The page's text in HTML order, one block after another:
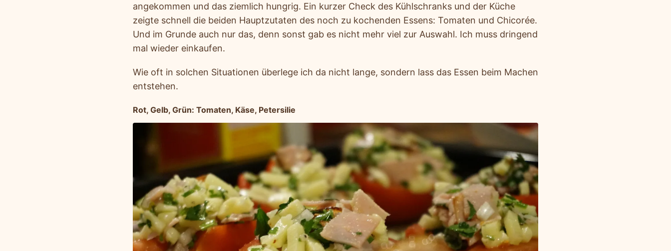
angekommen und das ziemlich hungrig. Ein kurzer Check des Kühlschranks und der Küche
zeigte schnell die beiden Hauptzutaten des noch zu kochenden Essens: Tomaten und Chicorée.
Und im Grunde auch nur das, denn sonst gab es nicht mehr viel zur Auswahl. Ich muss dringend
mal wieder einkaufen.
Wie oft in solchen Situationen überlege ich da nicht lange, sondern lass das Essen beim Machen
entstehen.
Rot, Gelb, Grün: Tomaten, Käse, Petersilie